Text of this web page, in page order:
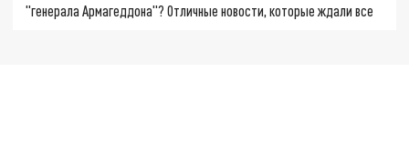
"генерала Армагеддона"? Отличные новости, которые ждали все